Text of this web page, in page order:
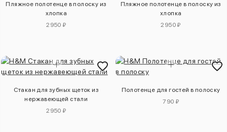
Пляжное полотенце в полоску из
хлопка
2950 ₽
Пляжное полотенце в полоску из
хлопка
2950 ₽
Стакан для зубных щеток из
нержавеющей стали
2950 ₽
Полотенце для гостей в полоску
790 ₽